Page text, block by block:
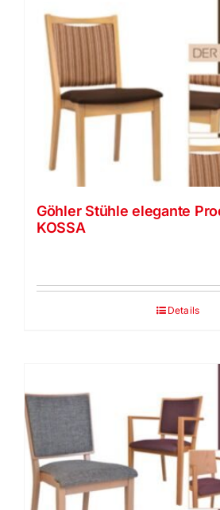
Göhler Stühle elegante
KOSSA
Details